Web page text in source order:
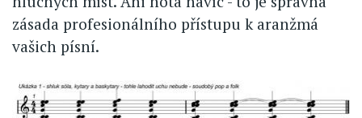
zásada profesionálního přístupu k aranžmá
vašich písní.